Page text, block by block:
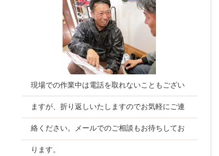
現場での作業中は電話を取れないこともござい
ますが、折り返しいたしますのでお気軽にご連
絡ください。メールでのご相談もお待ちしてお
ります。